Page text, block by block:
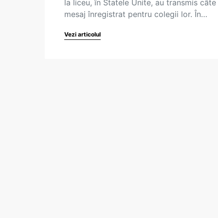
la liceu, în Statele Unite, au transmis câte
mesaj înregistrat pentru colegii lor. În…
Vezi articolul